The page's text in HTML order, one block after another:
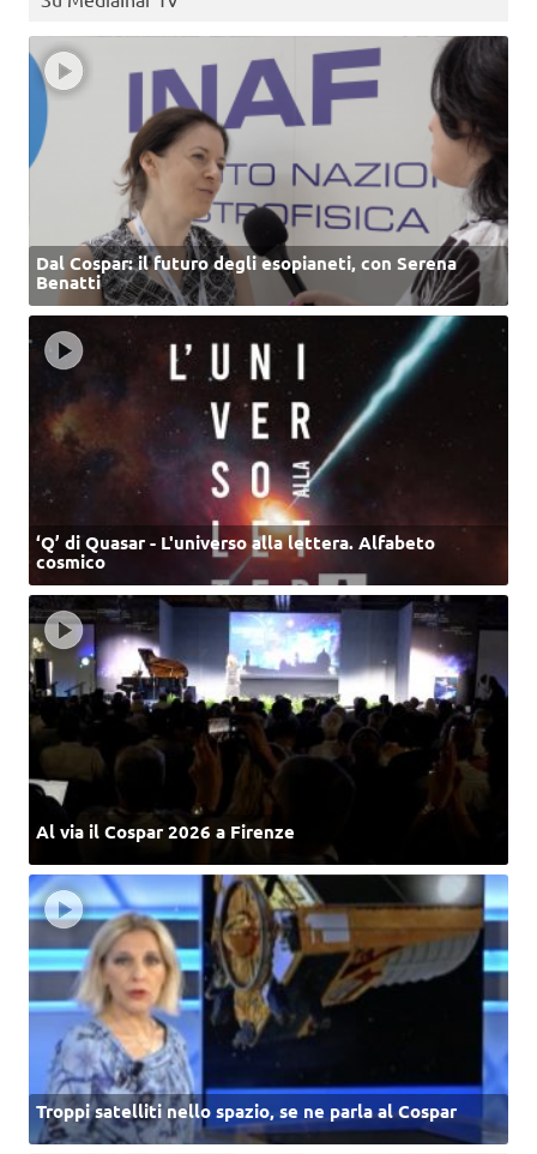
Dal Cospar: il futuro degli esopianeti, con Serena
Benatti
‘Q’ di Quasar - L'universo alla lettera. Alfabeto
cosmico
Al via il Cospar 2026 a Firenze
Troppi satelliti nello spazio, se ne parla al Cospar